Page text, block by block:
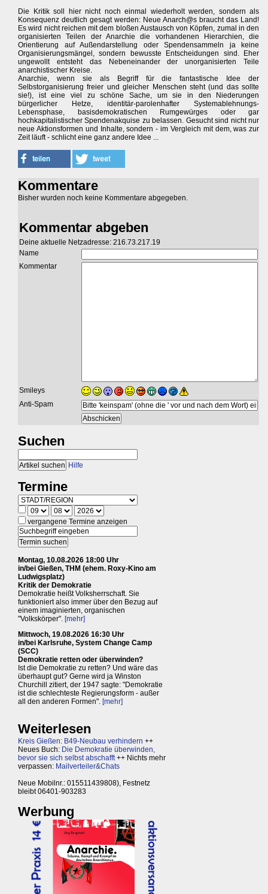
Die Kritik soll hier nicht noch einmal wiederholt werden, sondern als
Konsequenz deutlich gesagt werden: Neue Anarch@s braucht das Land!
Es wird nicht reichen mit dem bloßen Austausch von Köpfen, zumal in den
organisierten Teilen der Anarchie die vorhandenen Hierarchien, die
Orientierung auf Außendarstellung oder Spendensammeln ja keine
Organisierungsmängel, sondern bewusste Entscheidungen sind. Eher
ungewollt entsteht das Nebeneinander der unorganisierten Teile
anarchistischer Kreise.
Anarchie, wenn sie als Begriff für die fantastische Idee der
Selbstorganisierung freier und gleicher Menschen steht (und das sollte
sie!), ist eine viel zu schöne Sache, um sie in den Niederungen
bürgerlicher Hetze, identitär-parolenhafter Systemablehnungs-
Lebensphase, basisdemokratischen Rumgewürges oder gar
hochkapitalistischer Spendenakquise zu belassen. Gesucht sind nicht nur
neue Aktionsformen und Inhalte, sondern - im Vergleich mit dem, was zur
Zeit läuft - schlicht eine ganz andere Idee ...
Kommentare
Bisher wurden noch keine Kommentare abgegeben.
Kommentar abgeben
Deine aktuelle Netzadresse: 216.73.217.19
Name
Kommentar
Smileys
Anti-Spam
Suchen
Hilfe
Termine
vergangene Termine anzeigen
Montag, 10.08.2026 18:00 Uhr
in/bei Gießen, THM (ehem. Roxy-Kino am
Ludwigsplatz)
Kritik der Demokratie
Demokratie heißt Volksherrschaft. Sie
funktioniert also immer über den Bezug auf
einem imaginierten, organischen
"Volkskörper". [mehr]
Mittwoch, 19.08.2026 16:30 Uhr
in/bei Karlsruhe, System Change Camp
(SCC)
Demokratie retten oder überwinden?
Ist die Demokratie zu retten? Und wäre das
überhaupt gut? Gerne wird ja Winston
Churchill zitiert, der 1947 sagte: "Demokratie
ist die schlechteste Regierungsform - außer
all den anderen Formen". [mehr]
Weiterlesen
Kreis Gießen: B49-Neubau verhindern ++
Neues Buch: Die Demokratie überwinden,
bevor sie sich selbst abschafft++ Nichts mehr
verpassen: Mailverteiler&Chats
Neue Mobilnr.: 015511439808), Festnetz
bleibt 06401-903283
Werbung